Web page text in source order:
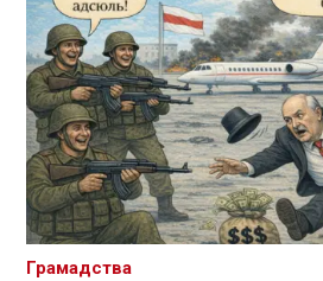
Грамадства